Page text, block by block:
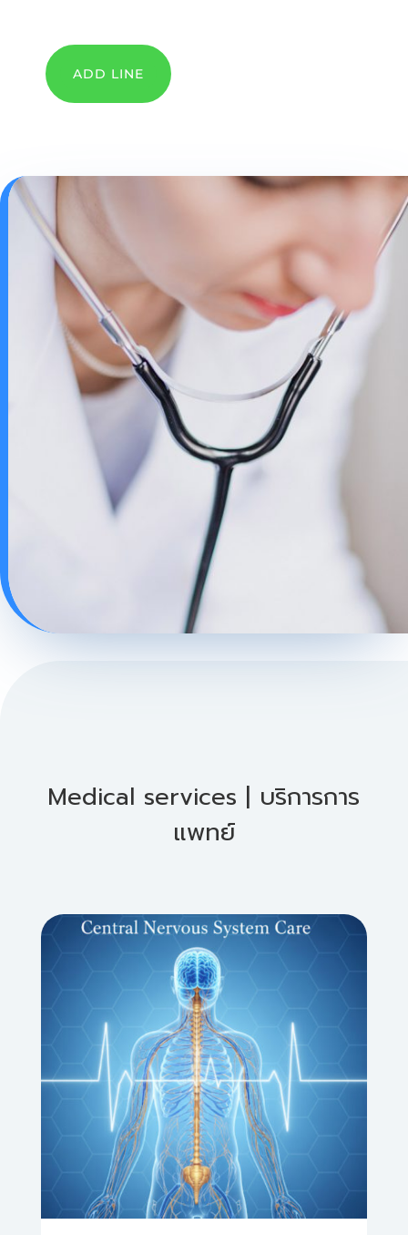
ADD LINE
Medical services | บริการการ
แพทย์